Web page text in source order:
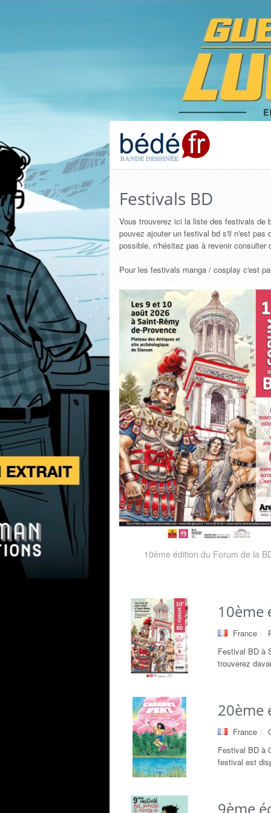
Festivals BD
Vous trouverez ici la liste des festivals de
pouvez ajouter un festival bd s'il n'est pas
possible, n'hésitez pas à revenir consulter
Pour les festivals manga / cosplay c'est
10ème édition du Forum de la
10ème
France
Festival BD à
trouverez
20ème
France
Festival BD à
festival est
9ème